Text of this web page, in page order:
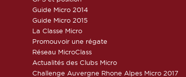
Guide Micro 2014
Guide Micro 2015
La Classe Micro
Promouvoir une régate
Réseau MicroClass
Actualités des Clubs Micro
Challenge Auvergne Rhone Alpes Micro 2017